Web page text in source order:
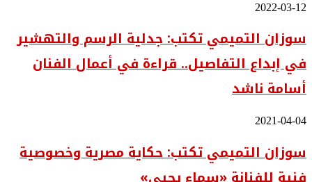
سوزان
تكتب:
جدلية
الرسم
والتهشير
في
قراءة
أعمال
أسامة
2022-03-12
سوزان التميمي تكتب: جدلية الرسم والتهشير
في إبداع التفاصيل.. قراءة في أعمال الفنان
أسامة ناشد
سوزان
تكتب:
حكاية
مصرية
2021-04-04
سوزان التميمي تكتب: حكاية مصرية وخصوصية